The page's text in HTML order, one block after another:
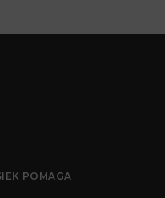
POMAGA